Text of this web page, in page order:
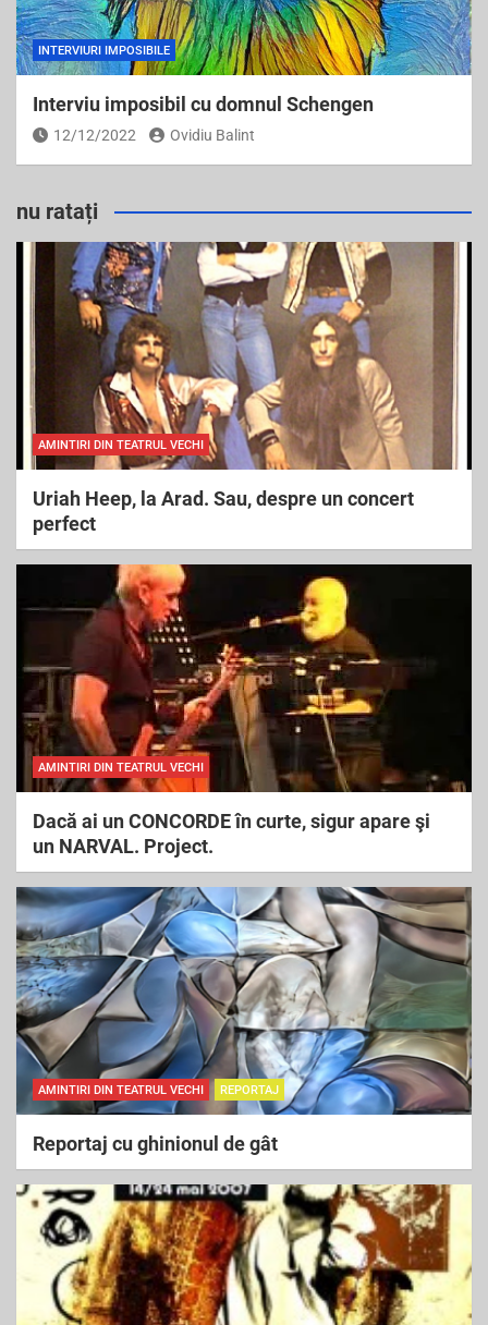
INTERVIURI IMPOSIBILE
Interviu imposibil cu domnul Schengen
12/12/2022 Ovidiu Balint
nu ratați
AMINTIRI DIN TEATRUL VECHI
Uriah Heep, la Arad. Sau, despre un concert
perfect
AMINTIRI DIN TEATRUL VECHI
Dacă ai un CONCORDE în curte, sigur apare şi
un NARVAL. Project.
AMINTIRI DIN TEATRUL VECHI REPORTAJ
Reportaj cu ghinionul de gât